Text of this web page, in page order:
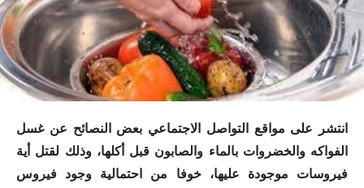
انتشر على مواقع التواصل الاجتماعي بعض النصائح عن غسل
الفواكه والخضروات بالماء والصابون قبل أكلها، وذلك لقتل أية
فيروسات موجودة عليها، خوفا من احتمالية وجود فيروس